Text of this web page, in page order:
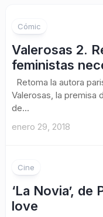
Cómic
Valerosas 2.
feministas
Retoma la autora
Valerosas, la premisa
de...
enero 29, 2018
Cine
‘La Novia’,
love